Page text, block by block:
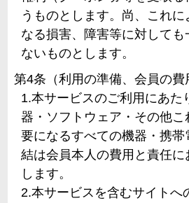
うものとします。尚、これ
なる損害、障害等に対して
ないものとします。
第4条（利用の準備、会員の費
1.本サービスのご利用にあた
器・ソフトウェア・その他
要になるすべての機器・携
結は会員本人の費用と責任に
します。
2.本サービスを含むサイトへ